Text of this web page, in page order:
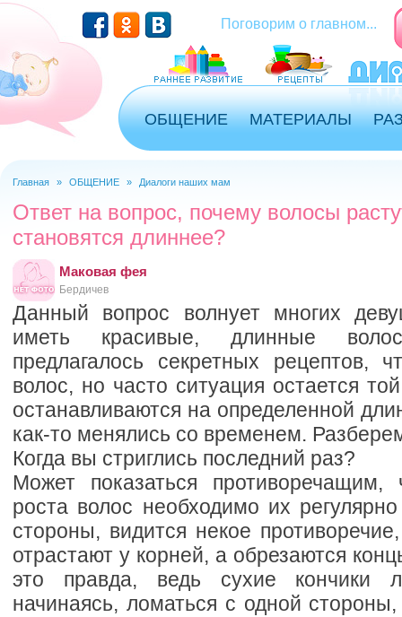
Перейти к основному содержанию
Поговорим о главном...
ОБЩЕНИЕ МАТЕРИАЛЫ
Главная » ОБЩЕНИЕ » Диалоги наших мам
Ответ на вопрос, почему волосы
становятся длиннее?
Маковая фея
Бердичев
Данный вопрос волнует многих
иметь красивые, длинные
предлагалось секретных рецептов,
волос, но часто ситуация остается
останавливаются на определенной
как-то менялись со временем.
Когда вы стриглись последний раз?
Может показаться
роста волос необходимо их
стороны, видится некое
отрастают у корней, а обрезаются
это правда, ведь сухие кончики
начинаясь, ломаться с одной